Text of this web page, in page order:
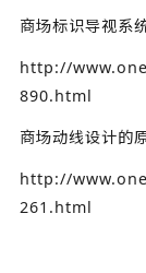
商场标识导视系
http://
890.html
商场动线设计的
http://
261.html